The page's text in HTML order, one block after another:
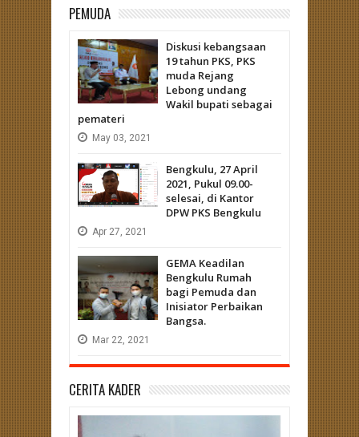
PEMUDA
Diskusi kebangsaan
19 tahun PKS, PKS
muda Rejang
Lebong undang
Wakil bupati sebagai
pemateri
May 03, 2021
Bengkulu, 27 April
2021, Pukul 09.00-
selesai, di Kantor
DPW PKS Bengkulu
Apr 27, 2021
GEMA Keadilan
Bengkulu Rumah
bagi Pemuda dan
Inisiator Perbaikan
Bangsa.
Mar 22, 2021
CERITA KADER